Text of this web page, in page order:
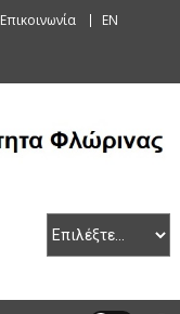
Επικοινωνία EN